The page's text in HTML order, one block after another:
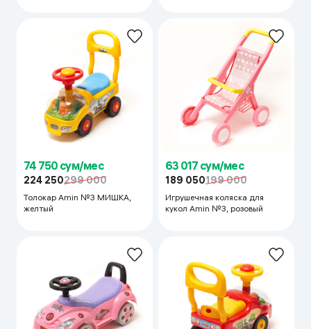
74 750 сум/мес
224 250299 000
Толокар Amin №3 МИШКА,
желтый
63 017 сум/мес
189 050199 000
Игрушечная коляска для
кукол Amin №3, розовый